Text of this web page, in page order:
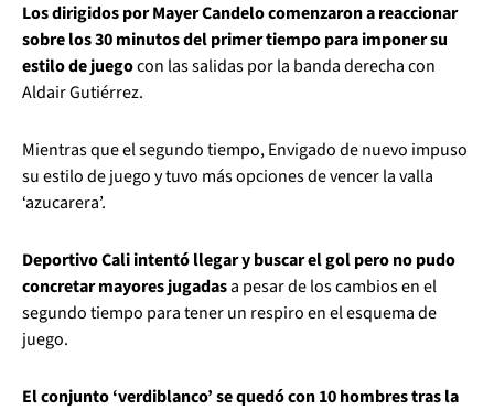
Los dirigidos por Mayer Candelo comenzaron a reaccionar
sobre los 30 minutos del primer tiempo para imponer su
estilo de juegocon las salidas por la banda derecha con
Aldair Gutiérrez.
Mientras que el segundo tiempo, Envigado de nuevo impuso
su estilo de juego y tuvo más opciones de vencer la valla
‘azucarera’.
Deportivo Cali intentó llegar y buscar el gol pero no pudo
concretar mayores jugadasa pesar de los cambios en el
segundo tiempo para tener un respiro en el esquema de
juego.
El conjunto ‘verdiblanco’ se quedó con 10 hombres tras la